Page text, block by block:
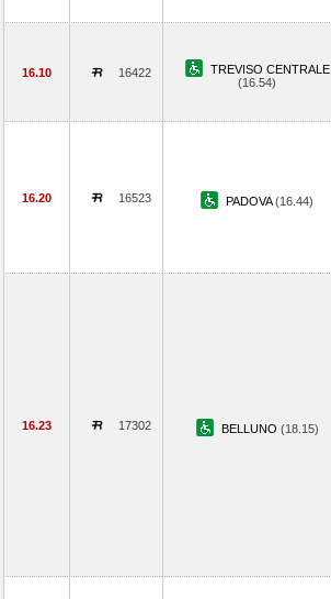
16.10 16422
TREVISO CENTRALE
(16.54)
16.20 16523 PADOVA(16.44)
16.23 17302 BELLUNO (18.15)